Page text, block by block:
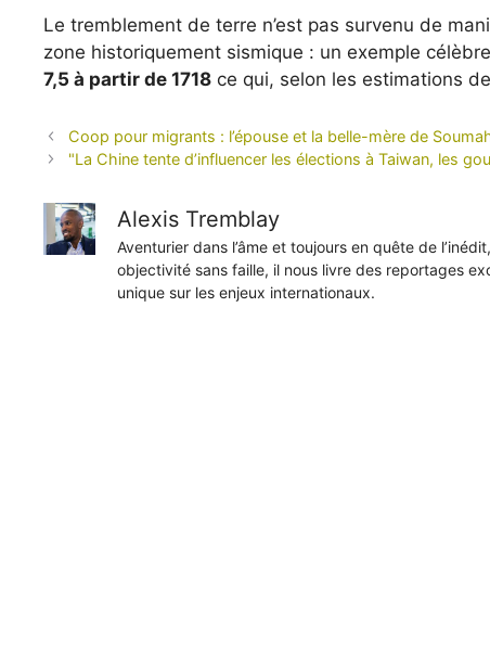
Le tremblement de terre n’est pas survenu de
zone historiquement sismique : un exemple
7,5 à partir de 1718 ce qui, selon les estimations
Coop pour migrants : l’épouse et la belle-mère de
"La Chine tente d’influencer les élections à Taiwan, les
Alexis Tremblay
Aventurier dans l’âme et toujours en quête de
objectivité sans faille, il nous livre des reportages
unique sur les enjeux internationaux.